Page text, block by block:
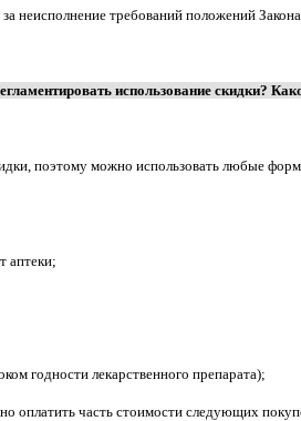
неисполнение требований положений
использование скидки?
поэтому можно использовать любые
аптеки;
годности лекарственного препарата);
оплатить часть стоимости следующих